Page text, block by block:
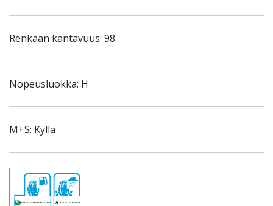
Renkaan kantavuus: 98
Nopeusluokka: H
M+S: Kyllä